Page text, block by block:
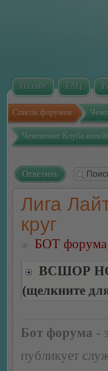
На сайт FAQ
Список форумов
Чемпионат Клуба
Ответить
Лига
круг
БОТ форума
ВСШОР
(щелкните
Бот форума -
публикует